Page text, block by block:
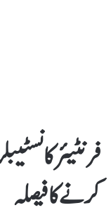
فرنٹیئر
کرنے کا فیصلہ